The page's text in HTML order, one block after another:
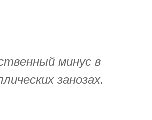
минус в
занозах.